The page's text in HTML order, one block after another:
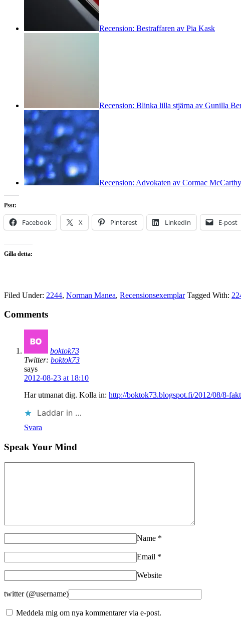
Recension: Bestraffaren av Pia Kask
Recension: Blinka lilla stjärna av Gunilla
Recension: Advokaten av Cormac McCarthy
Psst:
Facebook X Pinterest LinkedIn E-post
Gilla detta:
Filed Under: 2244, Norman Manea, Recensionsexemplar Tagged With:
Comments
boktok73
Twitter: boktok73
says
2012-08-23 at 18:10
Har utmanat dig. Kolla in: http://boktok73.blogspot.fi/2012/08/8-
Laddar in …
Svara
Speak Your Mind
Name *
Email *
Website
twitter (@username)
Meddela mig om nya kommentarer via e-post.